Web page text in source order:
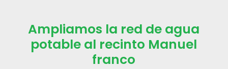
Ampliamos la red de agua
potable al recinto Manuel
franco